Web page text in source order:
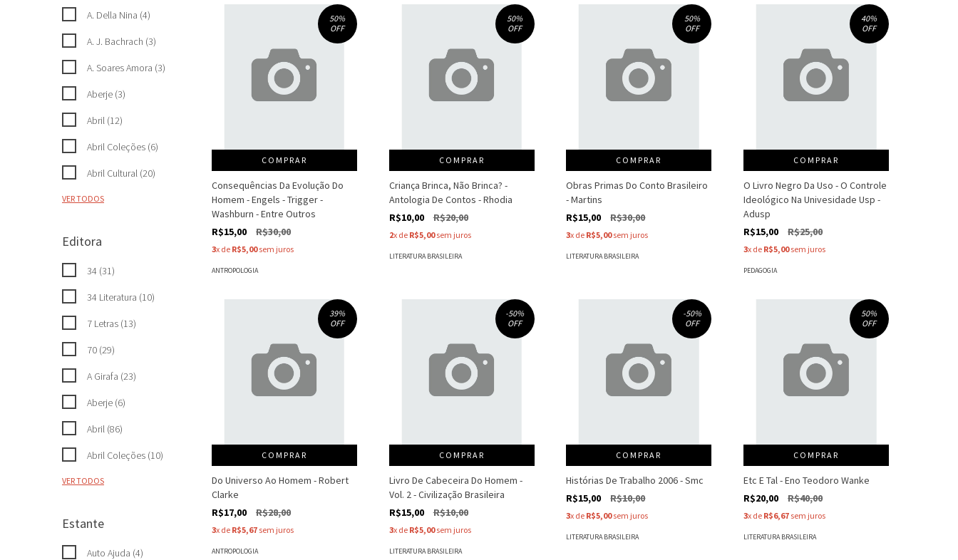
A. Della Nina (4)
A. J. Bachrach (3)
A. Soares Amora (3)
Aberje (3)
Abril (12)
Abril Coleções (6)
Abril Cultural (20)
VER TODOS
Editora
34 (31)
34 Literatura (10)
7 Letras (13)
70 (29)
A Girafa (23)
Aberje (6)
Abril (86)
Abril Coleções (10)
VER TODOS
Estante
Auto Ajuda (4)
50%
OFF
COMPRAR
Consequências Da Evolução Do
Homem - Engels - Trigger -
Washburn - Entre Outros
R$15,00
R$30,00
3x de R$5,00sem juros
ANTROPOLOGIA
50%
OFF
COMPRAR
Criança Brinca, Não Brinca? -
Antologia De Contos - Rhodia
R$10,00
R$20,00
2x de R$5,00sem juros
LITERATURA BRASILEIRA
50%
OFF
COMPRAR
Obras Primas Do Conto Brasileiro
- Martins
R$15,00
R$30,00
3x de R$5,00sem juros
LITERATURA BRASILEIRA
40%
OFF
COMPRAR
O Livro Negro Da Uso - O Controle
Ideológico Na Univesidade Usp -
Adusp
R$15,00
R$25,00
3x de R$5,00sem juros
PEDAGOGIA
39%
OFF
COMPRAR
Do Universo Ao Homem - Robert
Clarke
R$17,00
R$28,00
3x de R$5,67 sem juros
ANTROPOLOGIA
-50%
OFF
COMPRAR
Livro De Cabeceira Do Homem -
Vol. 2 - Civilização Brasileira
R$15,00
R$10,00
3x de R$5,00sem juros
LITERATURA BRASILEIRA
-50%
OFF
COMPRAR
Histórias De Trabalho 2006 - Smc
R$15,00
R$10,00
3x de R$5,00sem juros
LITERATURA BRASILEIRA
50%
OFF
COMPRAR
Etc E Tal - Eno Teodoro Wanke
R$20,00
R$40,00
3x de R$6,67 sem juros
LITERATURA BRASILEIRA